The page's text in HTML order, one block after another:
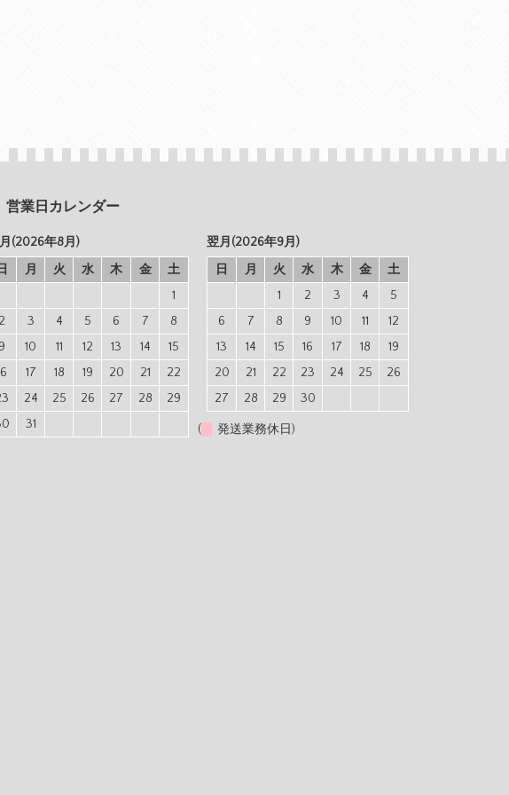
営業日カレンダー
(2026年8月)
月 火 水 木 金
土
1
2
3 4 5 6 7
8
9
10 11 12 13 14
15
17 18 19 20 21
22
24 25 26 27 28
29
31
翌月(2026年9月)
日
月 火 水 木 金
土
1
2 3 4
5
6
7 8 9 10 11
12
13
14 15 16 17 18
19
20
21 22 23 24 25
26
27
28 29 30
( 発送業務休日)